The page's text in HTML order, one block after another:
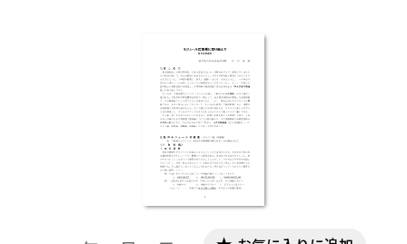
する こと」を目標としている。資質・能力
について は，知識，技能に加え，探究の過
程を通しての 思考力，判断力，表現力等の
育成が重視された 改訂になっている。学習
指導要領本文でも，こ れまで「理解する」
と表現されていたものが， 「○○を見いだ
して理解する」や「関連付けて 理解する」
などに変更になっていることから も，思考